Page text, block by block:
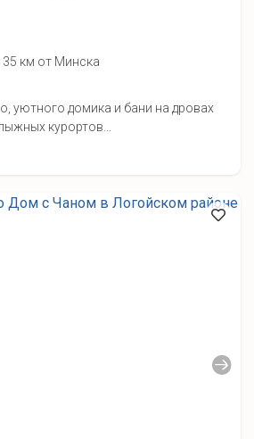
35 км от Минска
уютного домика и бани на дровах
курортов...